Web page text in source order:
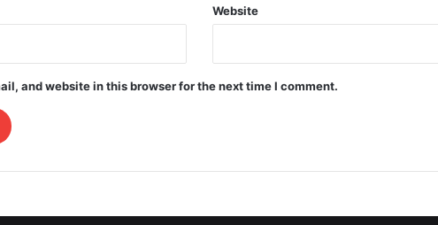
Website
and website in this browser for the next time I comment.